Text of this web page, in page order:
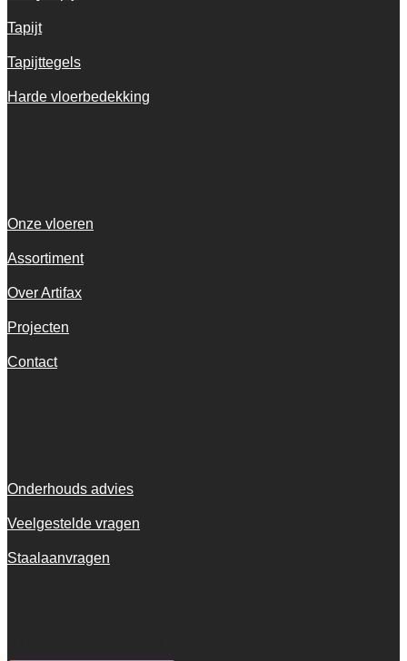
Tapijt
Tapijttegels
Harde vloerbedekking
Onze vloeren
Assortiment
Over Artifax
Projecten
Contact
Onderhouds advies
Veelgestelde vragen
Staalaanvragen